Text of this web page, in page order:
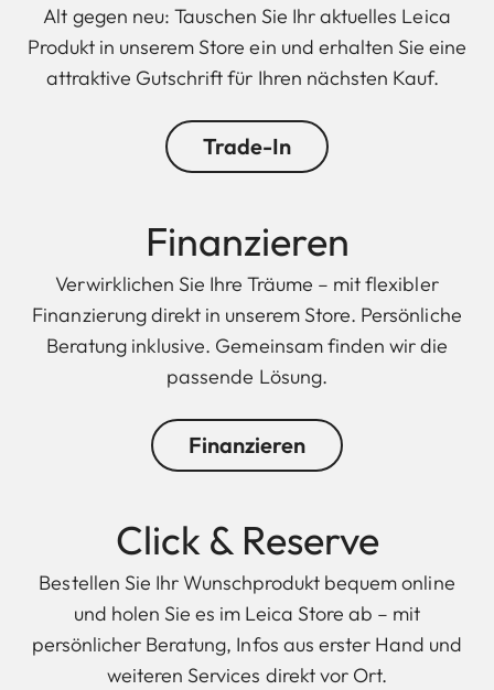
Alt gegen neu: Tauschen Sie Ihr aktuelles Leica
Produkt in unserem Store ein und erhalten Sie eine
attraktive Gutschrift für Ihren nächsten Kauf.
Trade-In
Finanzieren
Verwirklichen Sie Ihre Träume – mit flexibler
Finanzierung direkt in unserem Store. Persönliche
Beratung inklusive. Gemeinsam finden wir die
passende Lösung.
Finanzieren
Click & Reserve
Bestellen Sie Ihr Wunschprodukt bequem online
und holen Sie es im Leica Store ab – mit
persönlicher Beratung, Infos aus erster Hand und
weiteren Services direkt vor Ort.